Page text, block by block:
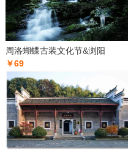
周洛蝴蝶古装文化节&浏阳
￥69